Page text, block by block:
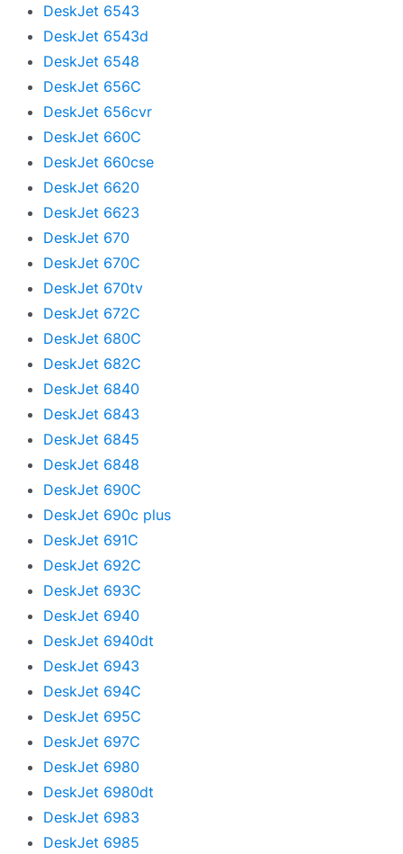
DeskJet 6543
DeskJet 6543d
DeskJet 6548
DeskJet 656C
DeskJet 656cvr
DeskJet 660C
DeskJet 660cse
DeskJet 6620
DeskJet 6623
DeskJet 670
DeskJet 670C
DeskJet 670tv
DeskJet 672C
DeskJet 680C
DeskJet 682C
DeskJet 6840
DeskJet 6843
DeskJet 6845
DeskJet 6848
DeskJet 690C
DeskJet 690c plus
DeskJet 691C
DeskJet 692C
DeskJet 693C
DeskJet 6940
DeskJet 6940dt
DeskJet 6943
DeskJet 694C
DeskJet 695C
DeskJet 697C
DeskJet 6980
DeskJet 6980dt
DeskJet 6983
DeskJet 6985